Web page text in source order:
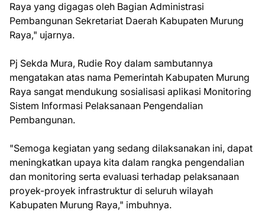
Raya yang digagas oleh Bagian Administrasi
Pembangunan Sekretariat Daerah Kabupaten Murung
Raya," ujarnya.
Pj Sekda Mura, Rudie Roy dalam sambutannya
mengatakan atas nama Pemerintah Kabupaten Murung
Raya sangat mendukung sosialisasi aplikasi Monitoring
Sistem Informasi Pelaksanaan Pengendalian
Pembangunan.
"Semoga kegiatan yang sedang dilaksanakan ini, dapat
meningkatkan upaya kita dalam rangka pengendalian
dan monitoring serta evaluasi terhadap pelaksanaan
proyek-proyek infrastruktur di seluruh wilayah
Kabupaten Murung Raya," imbuhnya.